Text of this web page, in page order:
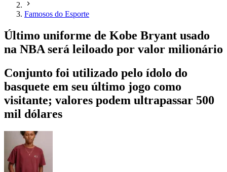
Famosos do Esporte
Último uniforme de Kobe Bryant usado
na NBA será leiloado por valor milionário
Conjunto foi utilizado pelo ídolo do
basquete em seu último jogo como
visitante; valores podem ultrapassar 500
mil dólares